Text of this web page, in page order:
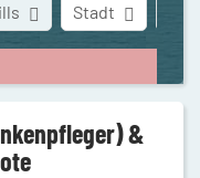
Stadt
&